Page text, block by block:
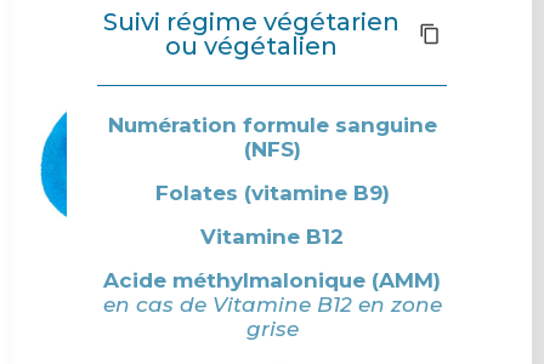
Suivi régime végétarien
ou végétalien
Numération formule sanguine
(NFS)
Folates (vitamine B9)
Vitamine B12
Acide méthylmalonique (AMM)
en cas de Vitamine B12 en zone
grise